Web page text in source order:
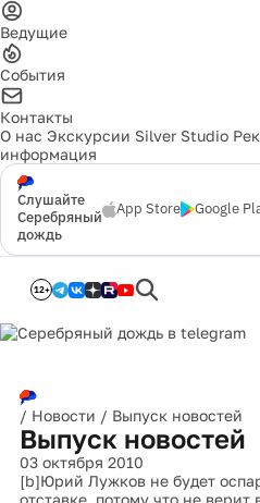
Ведущие
События
Контакты
О нас Экскурсии Silver Studio
информация
Слушайте
Серебряный
дождь
App Store Google
12+
/ Новости / Выпуск новостей
Выпуск новостей
03 октября 2010
[b]Юрий Лужков не будет